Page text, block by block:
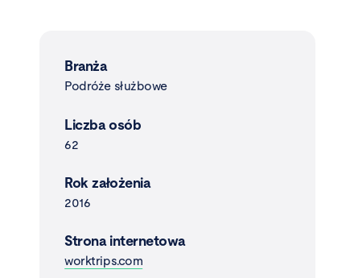
Branża
Podróże służbowe
Liczba osób
62
Rok założenia
2016
Strona internetowa
worktrips.com